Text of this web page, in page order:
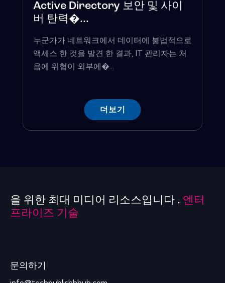
Active Directory 보안 및 사이
버 탄력�...
누군가가 네트워크에서 데이터에 불법적으로
액세스 한 것을 발견 한 결과, IT 관리자는 처
음에 위협이 외부에�...
더보기
을 위한 최대 미디어 리소스입니다 . 엔터
프라이즈 기술
문의하기